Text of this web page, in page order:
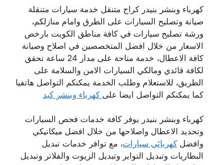
كهرباء وبنشر بنيدر كراج متنقل خدمة سيارات متنقلة
صيانة وتصليح السيارات على الطرق وامام منازلكم،
ورشة تصليح سيارات في كافة مناطق الكويت بارخص
الاسعار من خلال افضل المتخصصين في اصلاح وصيانة
كافة الاعطال، خدمة متاحة على مدار 24 ساعة تحقق
لكافة قائدي ومالكي السيارات الامن والسلامة على
الطريق، للاستعلام وطلب الخدمة يمكنكم التواصل هاتفيا
كما يمكنكم التواصل ايضا على كهرباء وبنشر كبد
كهرباء وبنشر بنيدر يوفر كافة خدمات فحص السيارات
وتحديد الاعطال واصلاحها من خلال افضل ميكانيكي
وافضل كهربائي سيارات، مع توافر خدمات تبديل
البطاريات وتبديل التواير وتبديل الزيوت والفلاتر وتبديل